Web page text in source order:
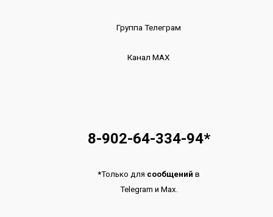
Группа Телеграм
Канал МАХ
8-902-64-334-94*
*Только для сообщений в
Telegram и Max.